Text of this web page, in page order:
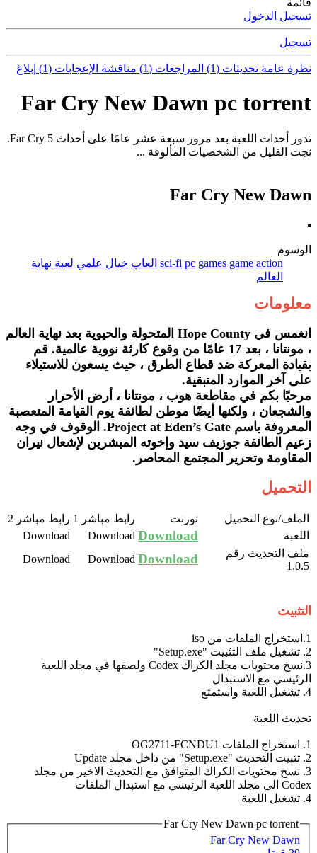
قائمة
تسجيل الدخول
تسجيل
نظرة عامة تحديثات (1) المراجعات (1) مناقشة الإعجابات (1) إبلاغ
Far Cry New Dawn pc torrent
تدور أحداث اللعبة بعد مرور سبعة عشر عامًا على أحداث Far Cry 5.
نجت القليل من الشخصيات المألوفة ...
Far Cry New Dawn
الوسوم
action
game
games
pc
sci-fi العاب خيال علمي لعبة نهاية
العالم
معلومات
انغمس في Hope County المتحولة والحيوية بعد نهاية العالم
، مونتانا ، بعد 17 عامًا من وقوع كارثة نووية عالمية. قم
بقيادة المعركة ضد قطاع الطرق ، حيث يسعون للاستيلاء
على آخر الموارد المتبقية.
مرحبًا بكم في مقاطعة هوب ، مونتانا ، أرض الأحرار
والشجعان ، ولكنها أيضًا موطن لطائفة يوم القيامة المتعصبة
المعروفة باسم Project at Eden’s Gate. الوقوف في وجه
زعيم الطائفة جوزيف سيد وإخوته المبشرين لإشعال نيران
المقاومة وتحرير المجتمع المحاصر.
التحميل
الملف/نوع التحميل​ تورنت​ رابط مباشر 1​
رابط مباشر 2​
اللعبة​
Download
Download​
Download​
ملف التحديث رقم
1.0.5
Download
Download
Download
التثبيت
1.استخراج الملفات من iso
2. تشغيل ملف التثبيت "Setup.exe"
3.نسخ محتويات مجلد الكراك Codex ولصقها في مجلد اللعبة
الرئيسي مع الاستبدال
4. تشغيل اللعبة واستمتع
تحديث اللعبة
1. استخراج الملفات OG2711-FCNDU1
2. تثبيت التحديث "Setup.exe" من داخل مجلد Update
3. نسخ محتويات الكراك المتوافق مع التحديث الاخير من مجلد
Codex الى مجلد اللعبة الرئيسي مع استبدال الملفات
4. تشغيل اللعبة
Far Cry New Dawn pc torrent
Far Cry New Dawn